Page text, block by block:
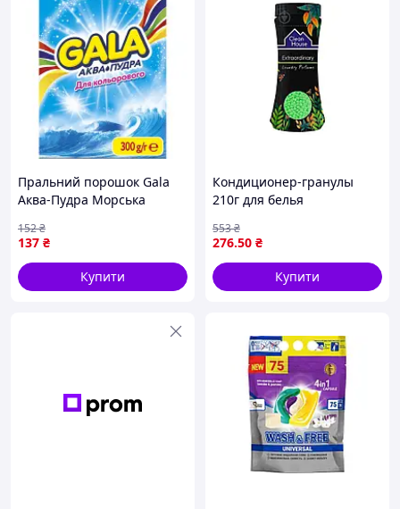
Пральний порошок Gala
Аква-Пудра Морська
білизни 300 г
(8006540512159)
137 ₴
152₴
Купити
Кондиционер-гранулы
210г для белья
стойкого аромата и
мягкости тканей
276.50 ₴
553₴
Купити